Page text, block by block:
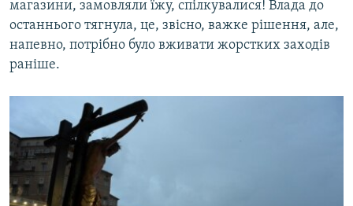
магазини, замовляли їжу, спілкувалися! Влада до
останнього тягнула, це, звісно, важке рішення, але,
напевно, потрібно було вживати жорстких заходів
раніше.